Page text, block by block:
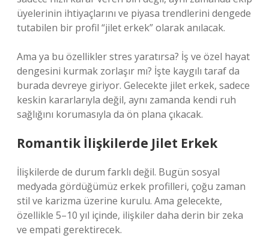
üyelerinin ihtiyaçlarını ve piyasa trendlerini dengede
tutabilen bir profil “jilet erkek” olarak anılacak.
Ama ya bu özellikler stres yaratırsa? İş ve özel hayat
dengesini kurmak zorlaşır mı? İşte kaygılı taraf da
burada devreye giriyor. Gelecekte jilet erkek, sadece
keskin kararlarıyla değil, aynı zamanda kendi ruh
sağlığını korumasıyla da ön plana çıkacak.
Romantik İlişkilerde Jilet Erkek
İlişkilerde de durum farklı değil. Bugün sosyal
medyada gördüğümüz erkek profilleri, çoğu zaman
stil ve karizma üzerine kurulu. Ama gelecekte,
özellikle 5–10 yıl içinde, ilişkiler daha derin bir zeka
ve empati gerektirecek.